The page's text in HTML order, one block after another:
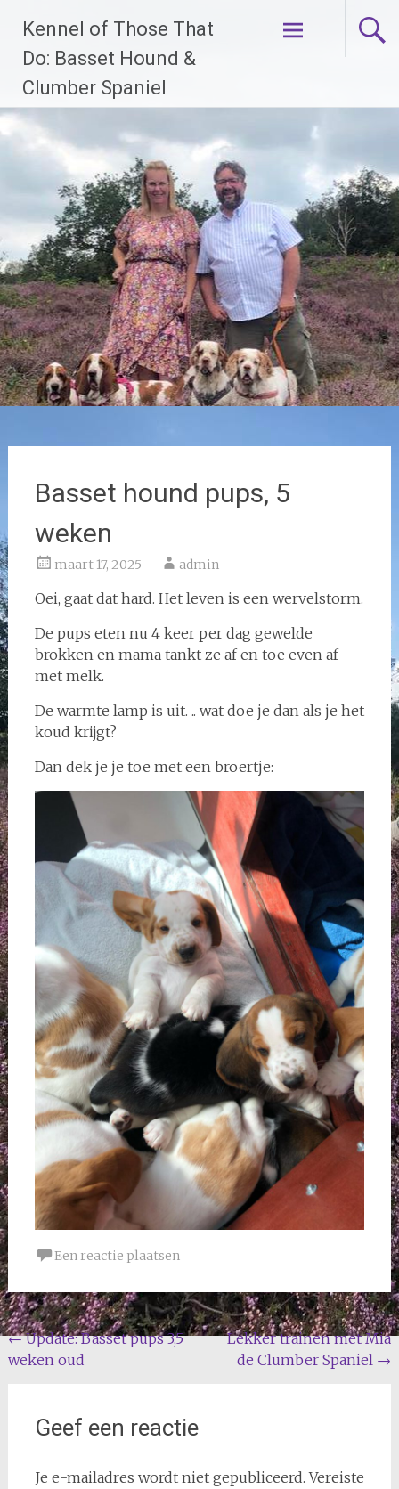
naarKennel of Those That
Do: Basset Hound &
Clumber Spaniel
Basset hound pups, 5
weken
maart 17, 2025 admin
Oei, gaat dat hard. Het leven is een wervelstorm.
De pups eten nu 4 keer per dag gewelde
brokken en mama tankt ze af en toe even af
met melk.
De warmte lamp is uit. .. wat doe je dan als je het
koud krijgt?
Dan dek je je toe met een broertje:
Een reactie plaatsen
Bericht
navigatie
←Update: Basset pups 3,5
weken oud
Lekker trainen met Mia
de Clumber Spaniel →
Geef een reactie
Je e-mailadres wordt niet gepubliceerd. Vereiste